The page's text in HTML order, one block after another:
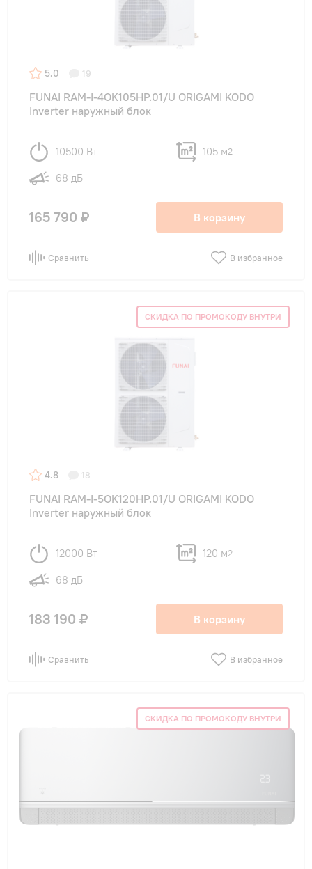
5.0 19
FUNAI RAM-I-4OK105HP.01/U ORIGAMI KODO
Inverter наружный блок
10500 Вт 105 м2
68 дБ
165 790 ₽ В корзину
Сравнить В избранное
СКИДКА ПО ПРОМОКОДУ ВНУТРИ
4.8 18
FUNAI RAM-I-5OK120HP.01/U ORIGAMI KODO
Inverter наружный блок
12000 Вт 120 м2
68 дБ
183 190 ₽ В корзину
Сравнить В избранное
СКИДКА ПО ПРОМОКОДУ ВНУТРИ